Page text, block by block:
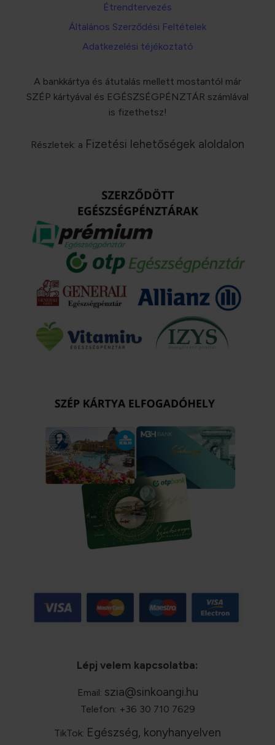
Étrendtervezés
Általános Szerződési Feltételek
Adatkezelési téjékoztató
A bankkártya és átutalás mellett mostantól már
SZÉP kártyával és EGÉSZSÉGPÉNZTÁR számlával
is fizethetsz!
Részletek: a Fizetési lehetőségek aloldalon
Lépj velem kapcsolatba:
Email: szia@sinkoangi.hu
Telefon: +36 30 710 7629
TikTok: Egészség, konyhanyelven